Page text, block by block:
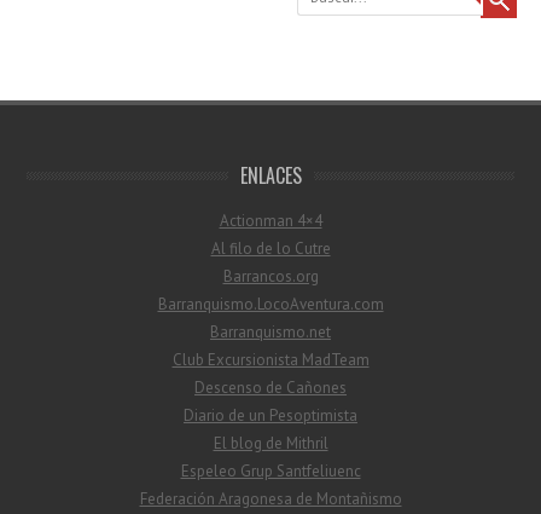
ENLACES
Actionman 4×4
Al filo de lo Cutre
Barrancos.org
Barranquismo.LocoAventura.com
Barranquismo.net
Club Excursionista MadTeam
Descenso de Cañones
Diario de un Pesoptimista
El blog de Mithril
Espeleo Grup Santfeliuenc
Federación Aragonesa de Montañismo